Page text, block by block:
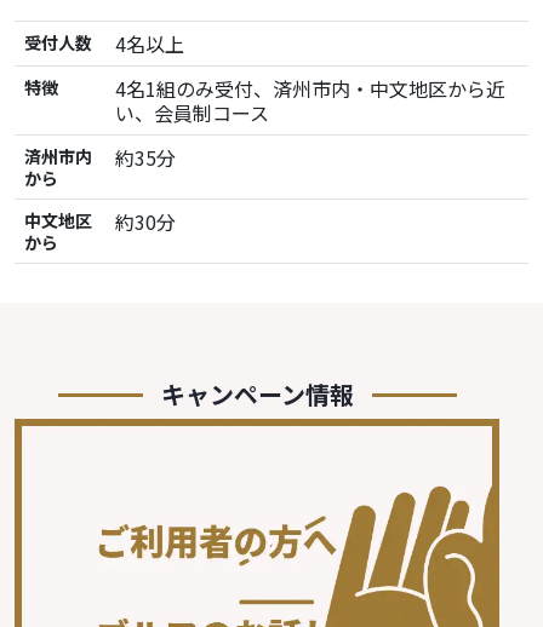
受付人数 4名以上
特徴
4名1組のみ受付、済州市内・中文地区から近
い、会員制コース
済州市内
から
約35分
中文地区
から
約30分
キャンペーン情報